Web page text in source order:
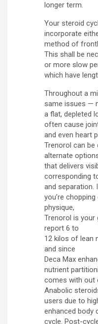
longer term.
Your steroid
incorporate
method of
This shall be
or more slow
which have
Throughout a
same issues —
a flat, depleted
often cause
and even heart
Trenorol can
alternate
that delivers
corresponding
and separation.
you’re
physique,
Trenorol is your
report 6 to
12 kilos of lean
and since
Deca Max
nutrient
comes with out
Anabolic
users due to
enhanced body
cycle. Post-